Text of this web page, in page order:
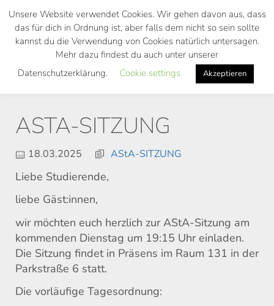
Skip
main
ASTA-SITZUNG
18.03.2025 AStA-SITZUNG
Liebe Studierende,
liebe Gäst:innen,
wir möchten euch herzlich zur AStA-Sitzung am
kommenden Dienstag um 19:15 Uhr einladen.
Die Sitzung findet in Präsens im Raum 131 in der
Parkstraße 6 statt.
Die vorläufige Tagesordnung:
Unsere Website verwendet Cookies. Wir gehen davon aus, dass
das für dich in Ordnung ist, aber falls dem nicht so sein sollte
kannst du die Verwendung von Cookies natürlich untersagen.
Mehr dazu findest du auch unter unserer
Datenschutzerklärung.
Cookie settings Akzeptieren